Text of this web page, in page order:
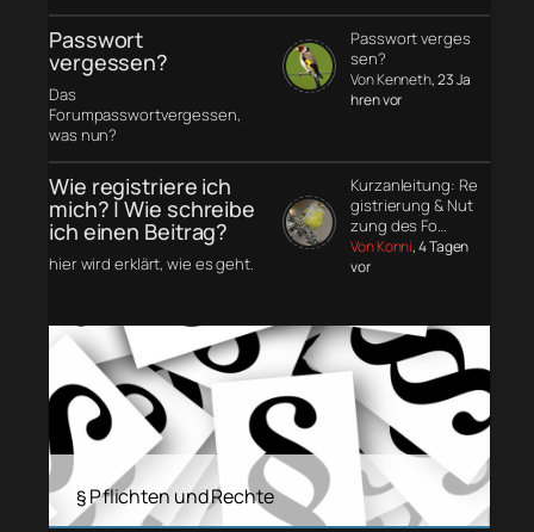
Passwort
vergessen?
Das
Forumpasswortvergessen,
was nun?
Passwort verges
sen?
Von Kenneth, 23 Ja
hren vor
Wie registriere ich
mich? | Wie schreibe
ich einen Beitrag?
hier wird erklärt, wie es geht.
Kurzanleitung: Re
gistrierung & Nut
zung des Fo…
Von Konni, 4 Tagen
vor
§ Pflichten und Rechte